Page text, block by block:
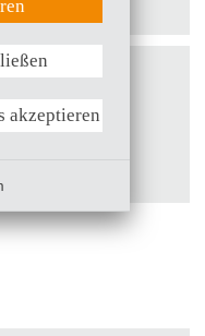
anzeigen
akzeptieren